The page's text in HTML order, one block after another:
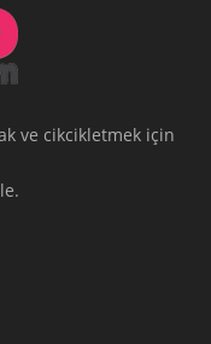
ve cikcikletmek için